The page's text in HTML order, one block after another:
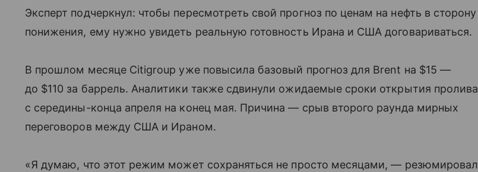
Эксперт подчеркнул: чтобы пересмотреть свой прогноз по ценам на нефть в сторону
понижения, ему нужно увидеть реальную готовность Ирана и США договариваться.
В прошлом месяце Citigroup уже повысила базовый прогноз для Brent на $15 —
до $110 за баррель. Аналитики также сдвинули ожидаемые сроки открытия пролива
с середины-конца апреля на конец мая. Причина — срыв второго раунда мирных
переговоров между США и Ираном.
«Я думаю, что этот режим может сохраняться не просто месяцами, — резюмировал